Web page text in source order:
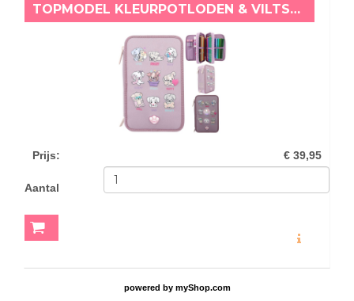
TOPMODEL KLEURPOTLODEN & VILTSTIFTEN ETUI MET LICHT STEMMINGEN HONDJES
Prijs: € 39,95
Aantal
powered by myShop.com